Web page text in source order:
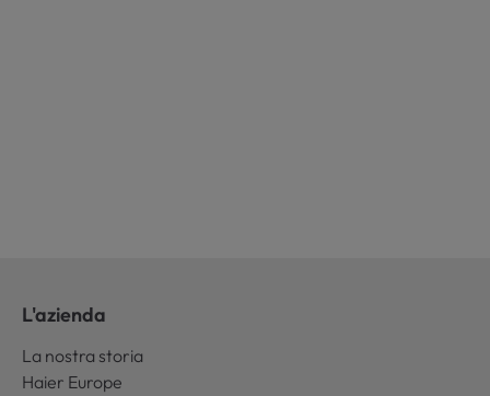
L'azienda
La nostra storia
Haier Europe